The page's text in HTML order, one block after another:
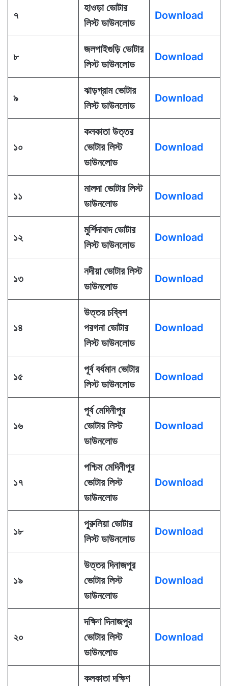
৭
হাওড়া ভোটার
লিস্ট ডাউনলোড
Download
৮
জলপাইগুড়ি ভোটার
লিস্ট ডাউনলোড
Download
৯
ঝাড়গ্রাম ভোটার
লিস্ট ডাউনলোড
Download
১০
কলকাতা উত্তর
ভোটার লিস্ট
ডাউনলোড
Download
১১
মালদা ভোটার লিস্ট
ডাউনলোড
Download
১২
মুর্শিদাবাদ ভোটার
লিস্ট ডাউনলোড
Download
১৩
নদীয়া ভোটার লিস্ট
ডাউনলোড
Download
১৪
উত্তর চব্বিশ
পরগনা ভোটার
লিস্ট ডাউনলোড
Download
১৫
পূর্ব বর্ধমান ভোটার
লিস্ট ডাউনলোড
Download
১৬
পূর্ব মেদিনীপুর
ভোটার লিস্ট
ডাউনলোড
Download
১৭
পশ্চিম মেদিনীপুর
ভোটার লিস্ট
ডাউনলোড
Download
১৮
পুরুলিয়া ভোটার
লিস্ট ডাউনলোড
Download
১৯
উত্তর দিনাজপুর
ভোটার লিস্ট
ডাউনলোড
Download
২০
দক্ষিণ দিনাজপুর
ভোটার লিস্ট
ডাউনলোড
Download
কলকাতা দক্ষিণ